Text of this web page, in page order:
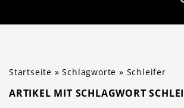
Startseite »Schlagworte » Schleifer
ARTIKEL MIT SCHLAGWORT